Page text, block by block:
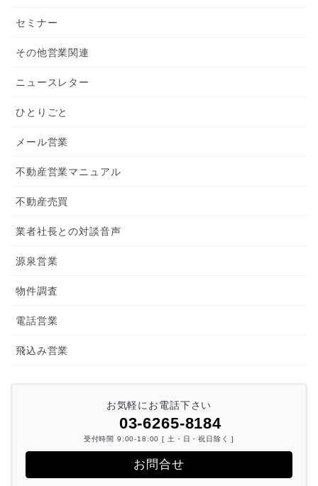
セミナー
その他営業関連
ニュースレター
ひとりごと
メール営業
不動産営業マニュアル
不動産売買
業者社長との対談音声
源泉営業
物件調査
電話営業
飛込み営業
お気軽にお電話下さい
03-6265-8184
受付時間 9:00-18:00 [ 土・日・祝日除く ]
お問合せ